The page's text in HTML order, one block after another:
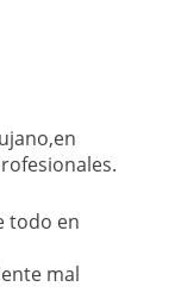
todo en
mal